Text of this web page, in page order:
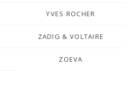
YVES ROCHER
ZADIG & VOLTAIRE
ZOEVA